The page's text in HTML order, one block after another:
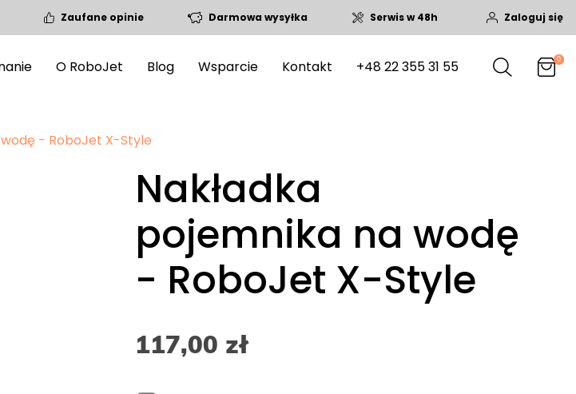
Zaufane opinie Darmowa wysyłka Serwis w 48h Zaloguj się
O RoboJet Blog Wsparcie Kontakt +48 22 355 31 55 0
- RoboJet X-Style
Nakładka
pojemnika na wodę
- RoboJet X-Style
117,00 zł